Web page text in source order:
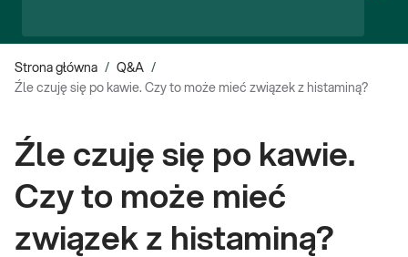
Strona główna / Q&A /
Źle czuję się po kawie. Czy to może mieć związek z histaminą?
Źle czuję się po kawie.
Czy to może mieć
związek z histaminą?